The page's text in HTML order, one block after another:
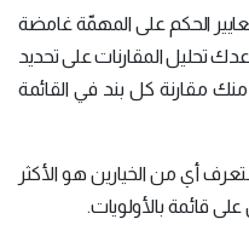
الحكم على المهمّة غامضة
تحليل المقارنات على تحديد
مقارنة كل بند في القائمة
أي من الخيارين هو الأكثر
قائمة بالأولويات.